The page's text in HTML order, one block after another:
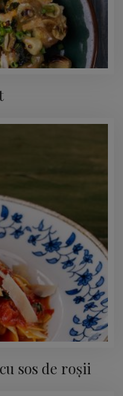
sos de roșii